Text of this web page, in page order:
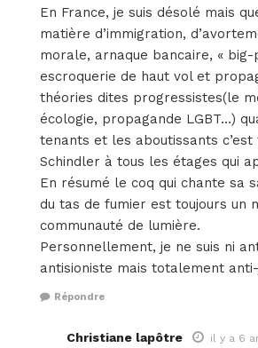
En France, je suis désolé mais
matière d’immigration,
morale, arnaque bancaire, « big-
escroquerie de haut vol et
théories dites progressistes(le
écologie, propagande LGBT…)
tenants et les aboutissants
Schindler à tous les étages qui
En résumé le coq qui chante sa
du tas de fumier est toujours un
communauté de lumière.
Personnellement, je ne suis ni
antisioniste mais totalement
Répondre
Christiane lapôtre il y a 6